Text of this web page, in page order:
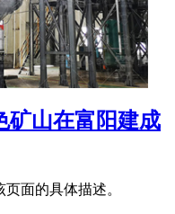
矿山在富阳建成
面的具体描述。